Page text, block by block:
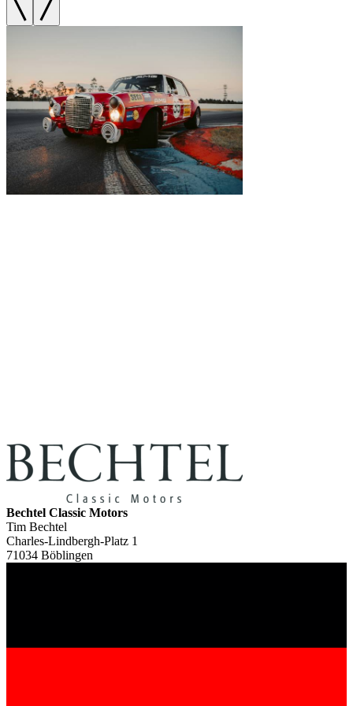
Bechtel Classic Motors
Tim Bechtel
Charles-Lindbergh-Platz 1
71034 Böblingen